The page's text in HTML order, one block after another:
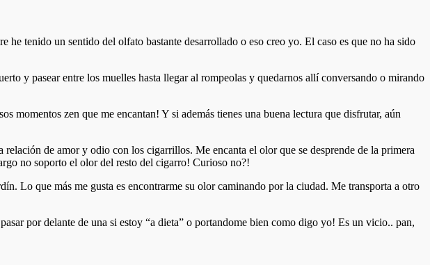
tenido un sentido del olfato bastante desarrollado o eso creo yo. El caso es que no ha sido
y pasear entre los muelles hasta llegar al rompeolas y quedarnos allí conversando o mirando
momentos zen que me encantan! Y si además tienes una buena lectura que disfrutar, aún
de amor y odio con los cigarrillos. Me encanta el olor que se desprende de la primera
no soporto el olor del resto del cigarro! Curioso no?!
Lo que más me gusta es encontrarme su olor caminando por la ciudad. Me transporta a otro
por delante de una si estoy “a dieta” o portandome bien como digo yo! Es un vicio.. pan,